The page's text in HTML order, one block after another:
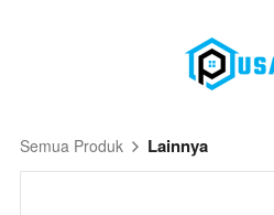
Semua Produk Lainnya